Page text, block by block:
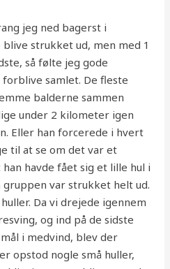
jeg ned bagerst i
strukket ud, men med 1
så følte jeg gode
samlet. De fleste
balderne sammen
under 2 kilometer igen
Eller han forcerede i hvert
til at se om det var et
havde fået sig et lille hul i
gruppen var strukket helt ud.
Da vi drejede igennem
og ind på de sidste
i medvind, blev der
opstod nogle små huller,